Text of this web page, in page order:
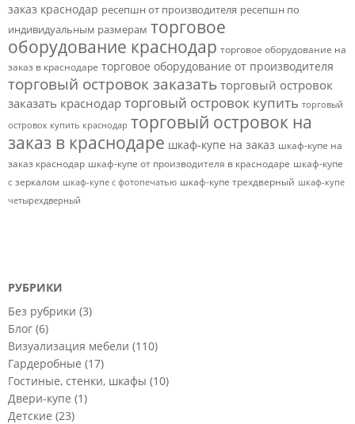
заказ краснодар ресепшн от производителя ресепшн по
индивидуальным размерам торговое
оборудование краснодар торговое оборудование на
заказ в краснодаре торговое оборудование от производителя
торговый островок заказать торговый островок
заказать краснодар торговый островок купить торговый
островок купить краснодар торговый островок на
заказ в краснодаре шкаф-купе на заказ шкаф-купе на
заказ краснодар шкаф-купе от производителя в краснодаре шкаф-купе
с зеркалом шкаф-купе с фотопечатью шкаф-купе трехдверный шкаф-купе
четырехдверный
РУБРИКИ
Без рубрики (3)
Блог (6)
Визуализация мебели (110)
Гардеробные (17)
Гостиные, стенки, шкафы (10)
Двери-купе (1)
Детские (23)